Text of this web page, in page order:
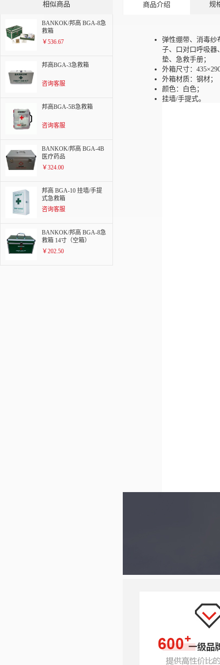
相似商品
BANKOK/邦高 BGA-8急
救箱
￥536.67
邦高BGA-3急救箱
咨询客服
邦高BGA-5B急救箱
咨询客服
BANKOK/邦高 BGA-4B
医疗药品
￥324.00
邦高 BGA-10 挂墙/手提
式急救箱
咨询客服
BANKOK/邦高 BGA-8急
救箱 14寸（空箱）
￥202.50
商品介绍 规
弹性绷带、消毒纱
子、口对口呼吸器
垫、急救手册；
外箱尺寸：
外箱材质：钢材；
颜色：白色；
挂墙/手提式。